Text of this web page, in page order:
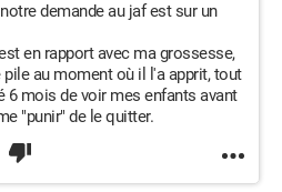
demande au jaf est sur un
en rapport avec ma grossesse,
au moment où il l'a apprit, tout
6 mois de voir mes enfants avant
"punir" de le quitter.